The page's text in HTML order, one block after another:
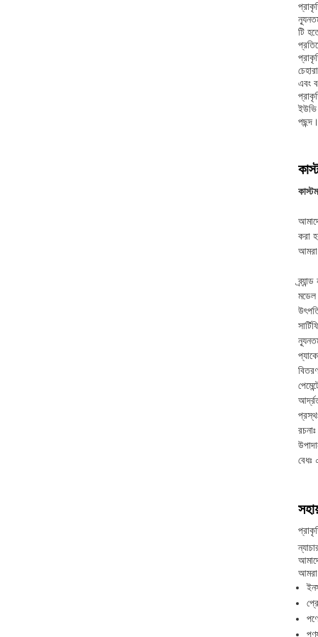
টি
এবং
ইউভি
পছন্দ।
করা
আমরা
মডেল
বেধঃ
আমরা